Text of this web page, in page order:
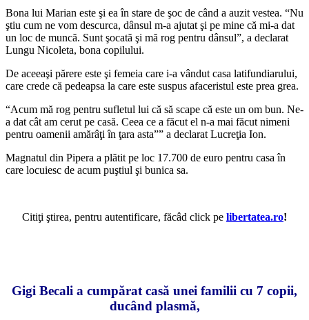
Bona lui Marian este şi ea în stare de şoc de când a auzit vestea. “Nu
ştiu cum ne vom descurca, dânsul m-a ajutat şi pe mine că mi-a dat
un loc de muncă. Sunt şocată şi mă rog pentru dânsul”, a declarat
Lungu Nicoleta, bona copilului.
De aceeaşi părere este şi femeia care i-a vândut casa latifundiarului,
care crede că pedeapsa la care este suspus afaceristul este prea grea.
“Acum mă rog pentru sufletul lui că să scape că este un om bun. Ne-
a dat cât am cerut pe casă. Ceea ce a făcut el n-a mai făcut nimeni
pentru oamenii amărâţi în ţara asta”” a declarat Lucreţia Ion.
Magnatul din Pipera a plătit pe loc 17.700 de euro pentru casa în
care locuiesc de acum puştiul şi bunica sa.
Citiţi ştirea, pentru autentificare, făcâd click pe libertatea.ro!
Gigi Becali a cumpărat casă unei familii cu 7 copii,
ducând plasmă,